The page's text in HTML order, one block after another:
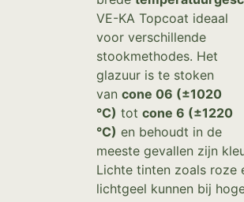
VE-KA Topcoat ideaal
voor verschillende
stookmethodes. Het
glazuur is te stoken
van cone 06 (±1020
°C) tot cone 6 (±1220
°C) en behoudt in de
meeste gevallen zijn
Lichte tinten zoals roze
lichtgeel kunnen bij